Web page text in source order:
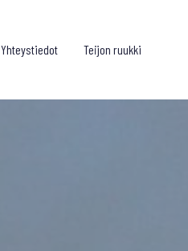
Yhteystiedot Teijon ruukki